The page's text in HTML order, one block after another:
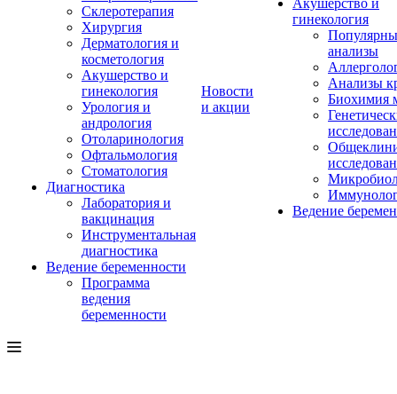
Склеротерапия
Хирургия
Дерматология и
косметология
Акушерство и
гинекология
Урология и
андрология
Отоларинология
Офтальмология
Стоматология
Диагностика
Лаборатория и
вакцинация
Инструментальная
диагностика
Ведение беременности
Программа
ведения
беременности
Новости
и акции
Акушерство и
гинекология
анализы
Анализы
Биохимия
Ведение